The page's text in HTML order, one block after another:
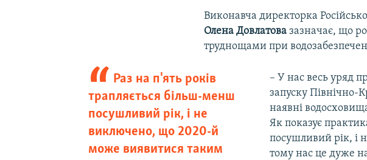
Виконавча директорка
Олена Довлатова зазначає, що
труднощами при
Раз на п'ять років
трапляється більш-менш
посушливий рік, і не
виключено, що 2020-й
може виявитися таким
– У нас весь уряд
запуску Північно-
наявні
Як показує
посушливий рік, і
тому нас це дуже